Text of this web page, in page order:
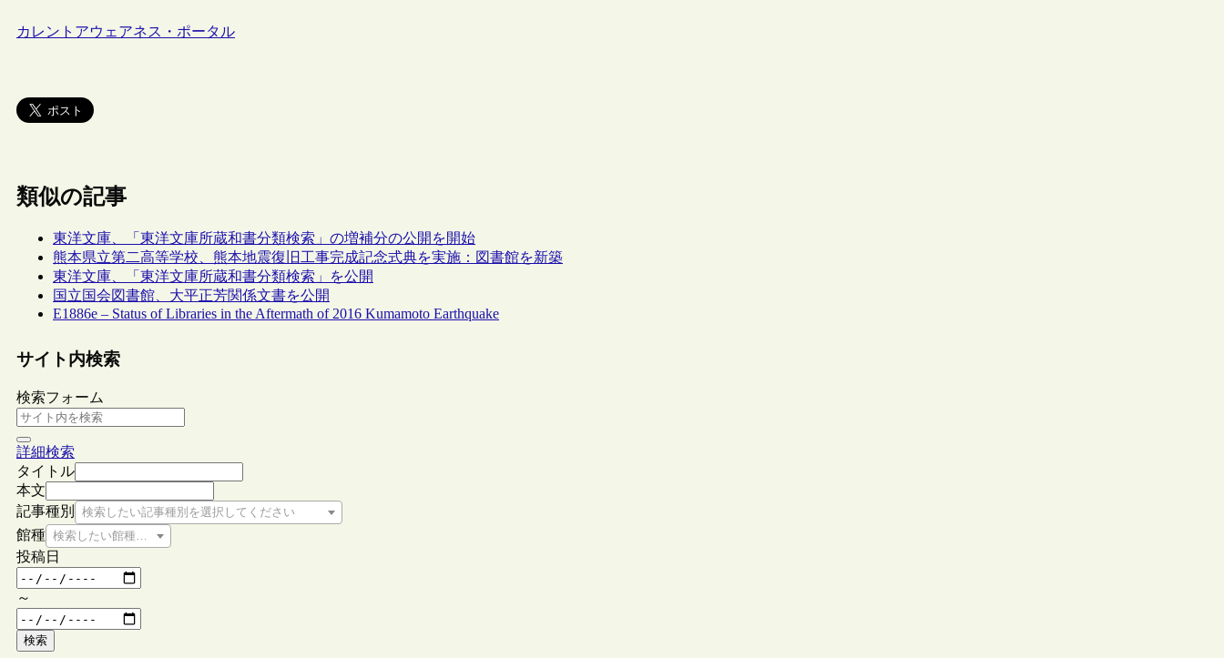
カレントアウェアネス・ポータル
類似の記事
東洋文庫、「東洋文庫所蔵和書分類検索」の増補分の公開を開始
熊本県立第二高等学校、熊本地震復旧工事完成記念式典を実施：図書館を新築
東洋文庫、「東洋文庫所蔵和書分類検索」を公開
国立国会図書館、大平正芳関係文書を公開
E1886e – Status of Libraries in the Aftermath of 2016 Kumamoto Earthquake
サイト内検索
検索フォーム
詳細検索
タイトル
本文
記事種別
検索したい記事種別を選択してください
館種 検索したい館種を選択してください
投稿日
～
検索